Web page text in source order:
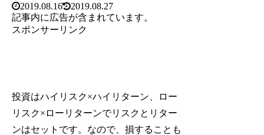
2019.08.16
2019.08.27
記事内に広告が含まれています。
スポンサーリンク
投資はハイリスク×ハイリターン、ロー
リスク×ローリターンでリスクとリター
ンはセットです。なので、損することも